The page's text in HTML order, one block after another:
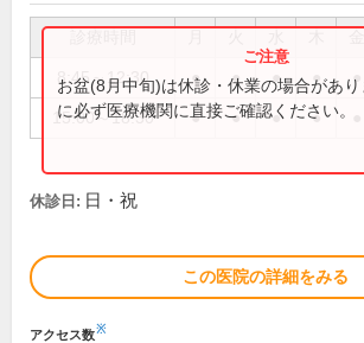
8:45～12:30 ● ● ● ● ●
15:00～18:30 ● ● ● ●
お盆(8月中旬)は休診・休業の場合があ
に必ず医療機関に直接ご確認ください。
休診日: 日・祝
この医院の詳細をみる
アクセス数※